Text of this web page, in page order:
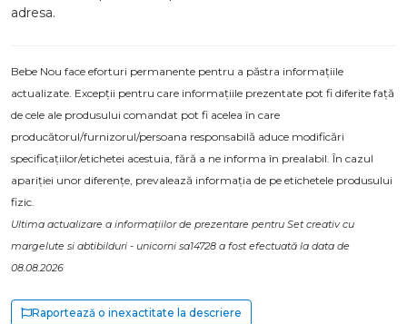
adresa.
Bebe Nou face eforturi permanente pentru a păstra informațiile
actualizate. Excepții pentru care informațiile prezentate pot fi diferite față
de cele ale produsului comandat pot fi acelea în care
producătorul/furnizorul/persoana responsabilă aduce modificări
specificațiilor/etichetei acestuia, fără a ne informa în prealabil. În cazul
apariției unor diferențe, prevalează informația de pe etichetele produsului
fizic.
Ultima actualizare a informațiilor de prezentare pentru Set creativ cu
margelute si abtibilduri - unicorni sa14728 a fost efectuată la data de
08.08.2026
Raportează o inexactitate la descriere